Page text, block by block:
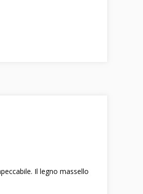
Il legno massello